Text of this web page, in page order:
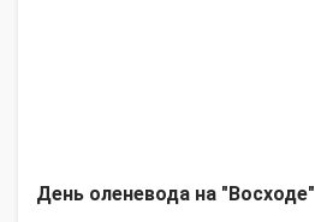
День оленевода на "Восходе"